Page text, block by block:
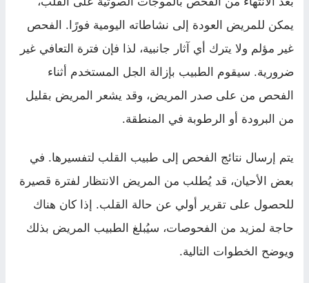
يمكن للمريض العودة إلى نشاطاته اليومية فورًا. الفحص
غير مؤلم ولا يترك أي آثار جانبية، لذا فإن فترة التعافي غير
ضرورية. سيقوم الطبيب بإزالة الجل المستخدم أثناء
الفحص من على صدر المريض، وقد يشعر المريض بقليل
من البرودة أو الرطوبة في المنطقة.
يتم إرسال نتائج الفحص إلى طبيب القلب لتفسيرها. في
بعض الأحيان، قد يُطلب من المريض الانتظار لفترة قصيرة
للحصول على تقرير أولي عن حالة القلب. إذا كان هناك
حاجة لمزيد من الفحوصات، سيُبلغ الطبيب المريض بذلك
ويوضح الخطوات التالية.